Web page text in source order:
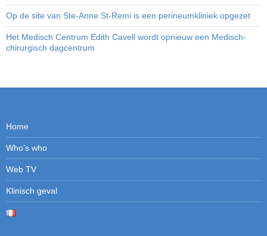
Op de site van Ste-Anne St-Remi is een perineumkliniek opgezet
Het Medisch Centrum Edith Cavell wordt opnieuw een Medisch-
chirurgisch dagcentrum
Home
Who’s who
Web TV
Klinisch geval